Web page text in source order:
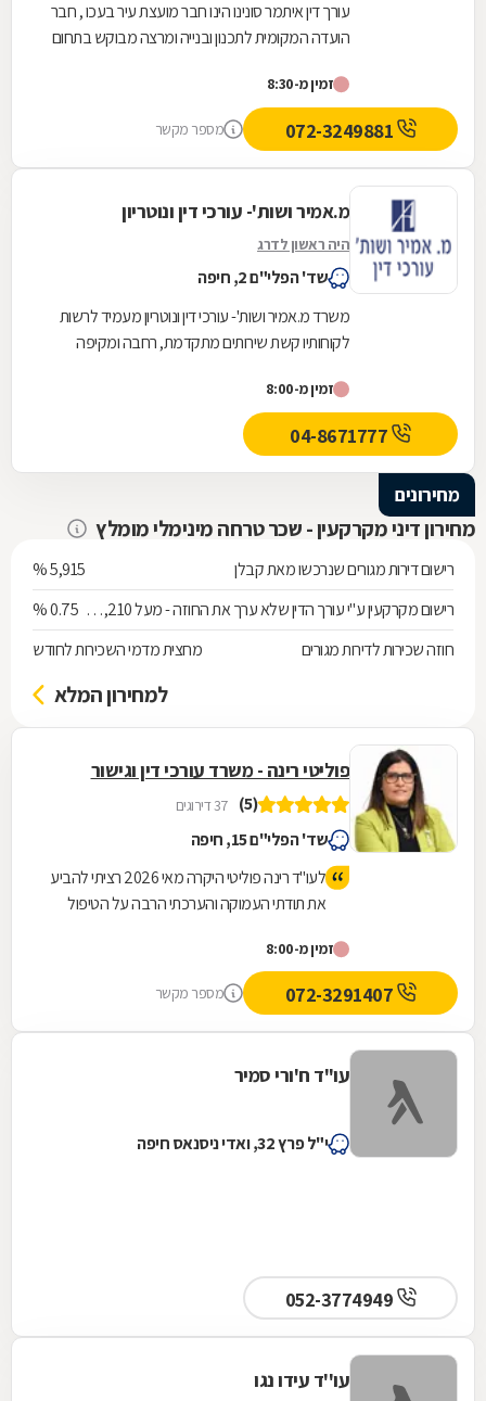
עורך דין איתמר סונינו הינו חבר מועצת עיר בעכו , חבר
הועדה המקומית לתכנון ובנייה ומרצה מבוקש בתחום
זמין מ-8:30
מספר מקשר
מ.אמיר ושות'- עורכי דין ונוטריון
היה ראשון לדרג
שד' הפלי"ם 2, חיפה
משרד מ.אמיר ושות'- עורכי דין ונוטריון מעמיד לרשות
לקוחותיו קשת שירותים מתקדמת, רחבה ומקיפה
בין...זמין מ-8:00
מחירונים
מחירון דיני מקרקעין - שכר טרחה מינימלי מומלץ
רישום דירות מגורים שנרכשו מאת קבלן
5,915 %
רישום מקרקעין ע"י עורך הדין שלא ערך את החוזה - מעל 538,210 ש"ח 0.75 %
חוזה שכירות לדירות מגורים
מחצית מדמי השכירות לחודש
למחירון המלא
פוליטי רינה - משרד עורכי דין וגישור
(5) 37 דירוגים
שד' הפלי"ם 15, חיפה
לעו"ד רינה פוליטי היקרה מאי 2026 רציתי להביע
את תודתי העמוקה והערכתי הרבה על הטיפול
שנים שבהן היית נוכחת לצדי בכל פנייה ופנייה,
בכל רגע של ספק, בכל רגע שבו לא ידעתי אם
אצליח לעבור את שעומד בפניי. כשפגשתי אותך
בפעם הראשונה, לא ידעתי שאני פוגש מישהי
עם ידע משפטי וחדות מקצועית, היית שם עם לב,
הפרטים הקטנים והחשוב- לראות אדם בתוך
דיונים, ערעורים, החלטות בכל ערכאה אפשרית ...
הליווי שנתת לי לא נגמר בדלת בית המשפט, הוא
כמי שמייצגת אותי, אלא כמי שבאמת אכפת לה
זמין מ-8:00
מספר מקשר
עו"ד ח'ורי סמיר
י"ל פרץ 32, ואדי ניסנאס חיפה
עו''ד עידו נגו